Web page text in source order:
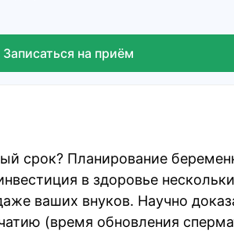
Записаться на приём
срок? Планирование
в здоровье
ваших внуков. Научно
(время обновления